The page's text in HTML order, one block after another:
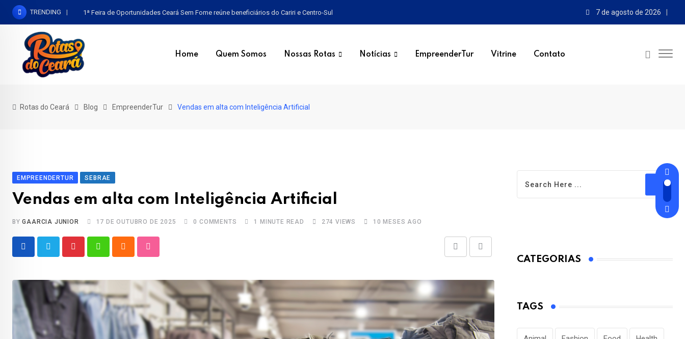
Skip
TRENDING 1ª Feira de Oportunidades Ceará Sem Fome reúne beneficiários do Cariri e Centro-Sul 7 de agosto de 2026
Home Quem Somos Nossas Rotas Notícias EmpreenderTur Vitrine Contato
Rotas do Ceará Blog EmpreenderTur Vendas em alta com Inteligência Artificial
EMPREENDERTUR SEBRAE
Vendas em alta com Inteligência Artificial
BYGAARCIA JUNIOR 17 DE OUTUBRO DE 2025 0 COMMENTS 1 MINUTE READ 274 VIEWS 10 MESES AGO
Email
CATEGORIAS
TAGS